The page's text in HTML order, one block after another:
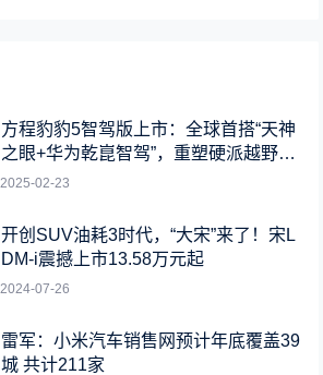
方程豹豹5智驾版上市：全球首搭“天神
之眼+华为乾崑智驾”，重塑硬派越野新
标杆
2025-02-23
开创SUV油耗3时代，“大宋”来了！宋L
DM-i震撼上市13.58万元起
2024-07-26
雷军：小米汽车销售网预计年底覆盖39
城 共计211家